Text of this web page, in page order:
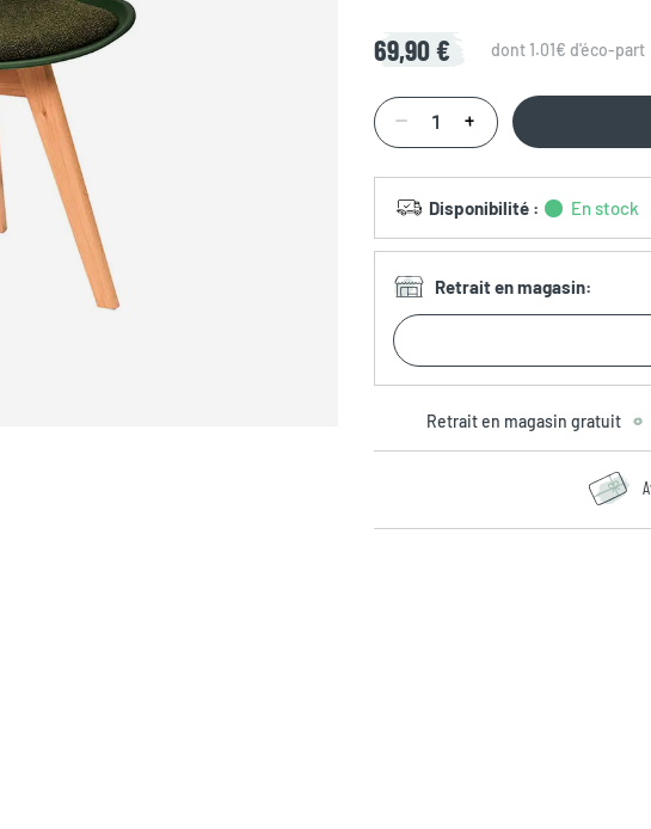
69,90 € dont 1.01€ d'éco-part
Disponibilité : En stock
Retrait en magasin:
Retrait en magasin gratuit